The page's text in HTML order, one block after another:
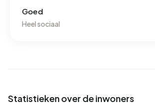
Goed
Heel sociaal
Statistieken over de inwoners